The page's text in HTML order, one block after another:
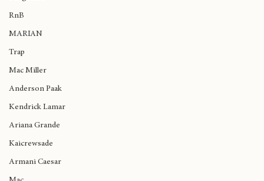
Pangikurü
RnB
MARIAN
Trap
Mac Miller
Anderson Paak
Kendrick Lamar
Ariana Grande
Kaicrewsade
Armani Caesar